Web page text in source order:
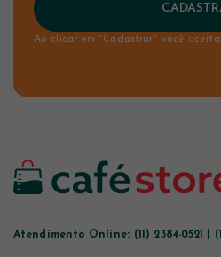
Ao clicar em "Cadastrar" você aceita
Atendimento Online: (11) 2384-0521 |